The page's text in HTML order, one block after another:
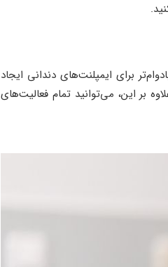
برای ایمپلنت‌های دندانی ایجاد
بر این، می‌توانید تمام فعالیت‌های